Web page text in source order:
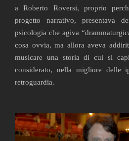
a Roberto Roversi, proprio
progetto narrativo, presentava
psicologia che agiva
cosa ovvia, ma allora aveva
musicare una storia di cui si
considerato, nella migliore delle
retroguardia.